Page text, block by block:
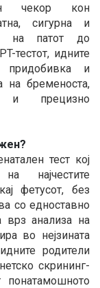
чекор кон
сигурна и
на патот до
тестот, идните
придобивка и
на бременоста,
и прецизно
тест кој
најчестите
фетусот, без
со едноставно
врз анализа на
во нејзината
родители
скрининг-